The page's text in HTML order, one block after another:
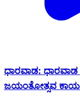
ಧಾರವಾಡ: ಧಾರವಾಡ
ಜಯಂತೋತ್ಸವ